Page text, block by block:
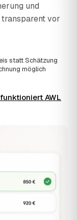
und
transparent vor
statt Schätzung
möglich
AWL